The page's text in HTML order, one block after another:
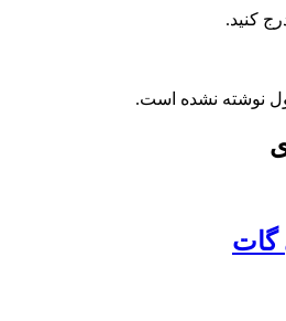
کنید.
نوشته نشده است.